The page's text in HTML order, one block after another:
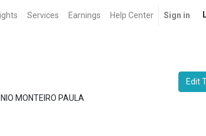
Services Earnings Help Center Sign in
Edit
MONTEIRO PAULA